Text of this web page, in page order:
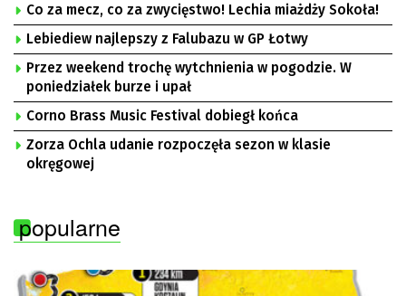
Co za mecz, co za zwycięstwo! Lechia miażdży Sokoła!
Lebiediew najlepszy z Falubazu w GP Łotwy
Przez weekend trochę wytchnienia w pogodzie. W
poniedziałek burze i upał
Corno Brass Music Festival dobiegł końca
Zorza Ochla udanie rozpoczęła sezon w klasie
okręgowej
popularne